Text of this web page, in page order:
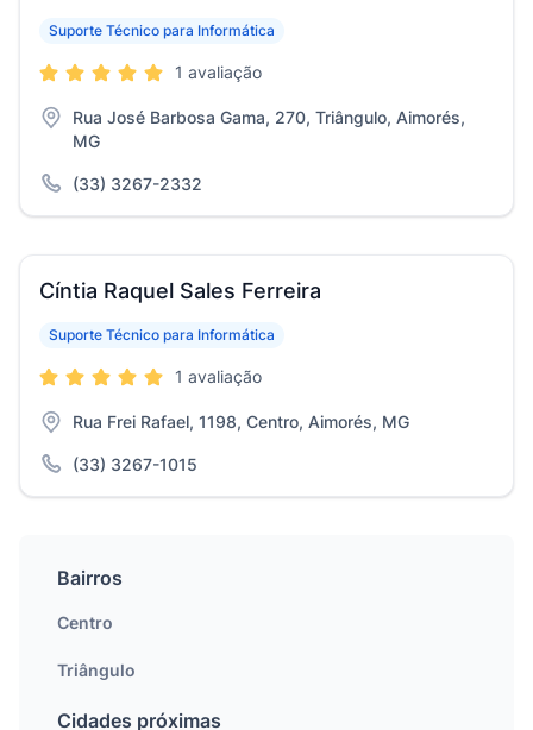
Suporte Técnico para Informática
1 avaliação
Rua José Barbosa Gama, 270, Triângulo, Aimorés,
MG
(33) 3267-2332
Cíntia Raquel Sales Ferreira
Suporte Técnico para Informática
1 avaliação
Rua Frei Rafael, 1198, Centro, Aimorés, MG
(33) 3267-1015
Bairros
Centro
Triângulo
Cidades próximas